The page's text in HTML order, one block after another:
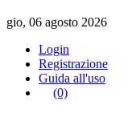
gio, 06 agosto 2026
Login
Registrazione
Guida all'uso
(0)